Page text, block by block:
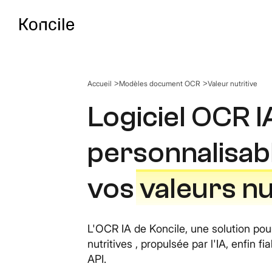
Documentation API
OCR Benchmark
Comparez les meilleurs
Accueil Modèles document OCR Valeur nutritive
Logiciel OCR
vosvaleurs
L'OCR IA de Koncile, une solution
nutritives , propulsée par l'IA, enfin
API.